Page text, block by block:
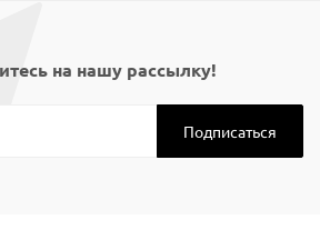
на нашу рассылку!